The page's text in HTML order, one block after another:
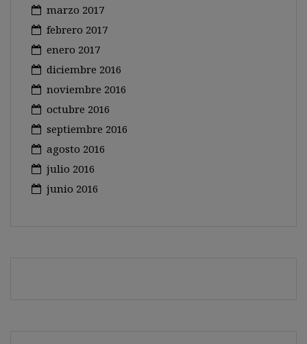
marzo 2017
febrero 2017
enero 2017
diciembre 2016
noviembre 2016
octubre 2016
septiembre 2016
agosto 2016
julio 2016
junio 2016